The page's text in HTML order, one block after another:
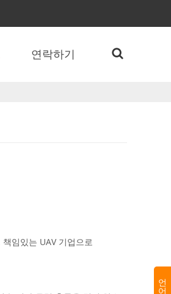
연락하기
임있는 UAV 기업으로